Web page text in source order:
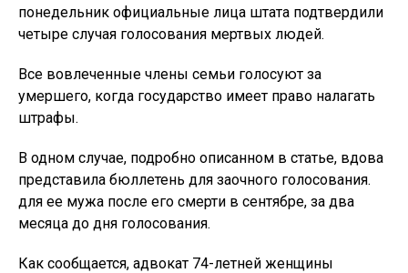
понедельник официальные лица штата подтвердили
четыре случая голосования мертвых людей.
Все вовлеченные члены семьи голосуют за
умершего, когда государство имеет право налагать
штрафы.
В одном случае, подробно описанном в статье, вдова
представила бюллетень для заочного голосования.
для ее мужа после его смерти в сентябре, за два
месяца до дня голосования.
Как сообщается, адвокат 74-летней женщины